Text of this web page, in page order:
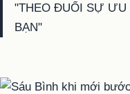
"THEO ĐUỔI SỰ ƯU
BẠN"